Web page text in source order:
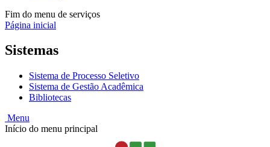
Fim do menu de serviços
Página inicial
Sistemas
Sistema de Processo Seletivo
Sistema de Gestão Acadêmica
Bibliotecas
Menu
Início do menu principal